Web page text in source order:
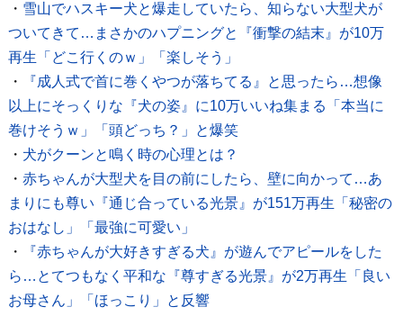
・ 雪山でハスキー犬と爆走していたら、知らない大型犬が
ついてきて…まさかのハプニングと『衝撃の結末』が10万
再生「どこ行くのｗ」「楽しそう」
・
『成人式で首に巻くやつが落ちてる』と思ったら…想像
以上にそっくりな『犬の姿』に10万いいね集まる「本当に
巻けそうｗ」「頭どっち？」と爆笑
・ 犬がクーンと鳴く時の心理とは？
・ 赤ちゃんが大型犬を目の前にしたら、壁に向かって…あ
まりにも尊い『通じ合っている光景』が151万再生「秘密の
おはなし」「最強に可愛い」
・
『赤ちゃんが大好きすぎる犬』が遊んでアピールをした
ら…とてつもなく平和な『尊すぎる光景』が2万再生「良い
お母さん」「ほっこり」と反響